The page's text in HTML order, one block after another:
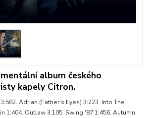
album českého
kapely Citron.
Adrian (Father's Eyes) 3:223. Into The
1:404. Outlaw 3:105. Swing '87 1:456. Autumn